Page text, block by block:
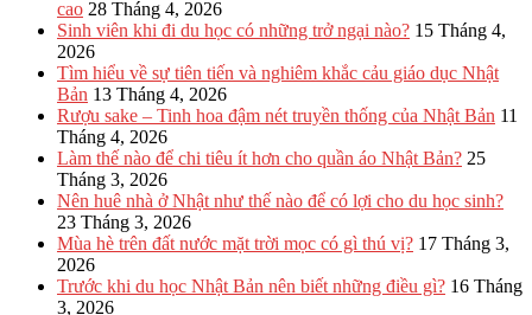
cao 28 Tháng 4, 2026
Sinh viên khi đi du học có những trở ngại nào? 15 Tháng 4,
2026
Tìm hiểu về sự tiên tiến và nghiêm khắc cảu giáo dục Nhật
Bản 13 Tháng 4, 2026
Rượu sake – Tinh hoa đậm nét truyền thống của Nhật Bản 11
Tháng 4, 2026
Làm thế nào để chi tiêu ít hơn cho quần áo Nhật Bản? 25
Tháng 3, 2026
Nên huê nhà ở Nhật như thế nào để có lợi cho du học sinh?
23 Tháng 3, 2026
Mùa hè trên đất nước mặt trời mọc có gì thú vị? 17 Tháng 3,
2026
Trước khi du học Nhật Bản nên biết những điều gì? 16 Tháng
3, 2026